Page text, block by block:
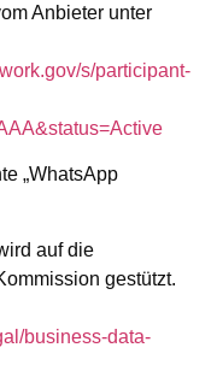
Anbieter unter
s/participant-
„WhatsApp
auf die
gestützt.
business-data-